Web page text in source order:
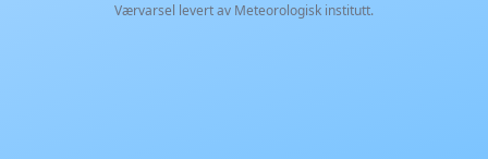
Værvarsel levert av Meteorologisk institutt.